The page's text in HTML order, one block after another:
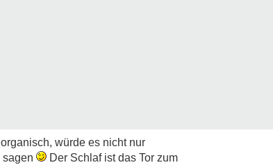
würde es nicht nur
sagen
Der Schlaf ist das Tor zum